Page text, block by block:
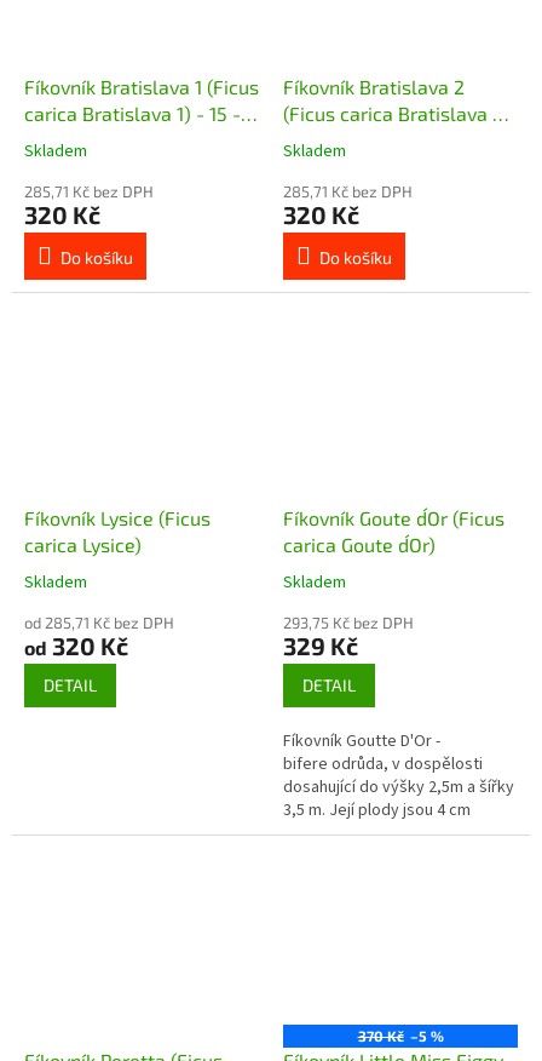
Fíkovník Bratislava 1 (Ficus
carica Bratislava 1) - 15 -
20 cm
Skladem
285,71 Kč bez DPH
320 Kč
Do košíku
Fíkovník Bratislava 2
(Ficus carica Bratislava 2)
- 20 cm
Skladem
285,71 Kč bez DPH
320 Kč
Do košíku
Fíkovník Lysice (Ficus
carica Lysice)
Skladem
od 285,71 Kč bez DPH
od 320 Kč
DETAIL
Fíkovník Goute d´Or (Ficus
carica Goute d´Or)
Skladem
293,75 Kč bez DPH
329 Kč
DETAIL
Fíkovník Goutte D'Or -
bifere odrůda, v dospělosti
dosahující do výšky 2,5m a šířky
3,5 m. Její plody jsou 4 cm
velké, spíše protáhlého tvaru,
370 Kč –5 %